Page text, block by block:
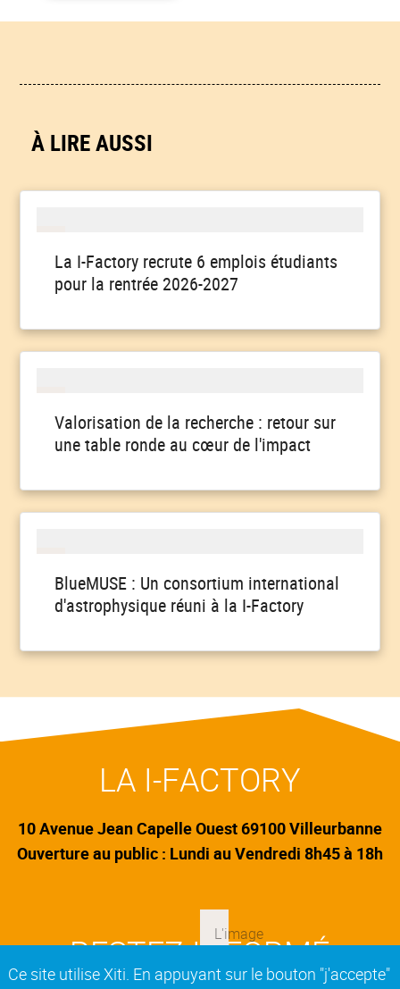
Ce site utilise Xiti. En appuyant sur le bouton "j'accepte"
À LIRE AUSSI
La I-Factory recrute 6 emplois étudiants
pour la rentrée 2026-2027
Valorisation de la recherche : retour sur
une table ronde au cœur de l'impact
BlueMUSE : Un consortium international
d'astrophysique réuni à la I-Factory
LA I-FACTORY
10 Avenue Jean Capelle Ouest 69100 Villeurbanne
Ouverture au public : Lundi au Vendredi 8h45 à 18h
RESTEZ INFORMÉ